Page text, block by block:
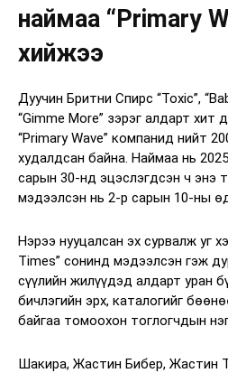
наймаа “Primary
хийжээ
Дуучин Бритни Спирс “Toxic”,
“Gimme More” зэрэг алдарт хит
“Primary Wave” компанид нийт
худалдсан байна. Наймаа нь
сарын 30-нд эцэслэгдсэн ч энэ
мэдээлсэн нь 2-р сарын 10-ны
Нэрээ нууцалсан эх сурвалж уг
Times” сонинд мэдээлсэн гэж
сүүлийн жилүүдэд алдарт уран
бичлэгийн эрх, каталогийг
байгаа томоохон тоглогчдын
Шакира, Жастин Бибер, Жастин